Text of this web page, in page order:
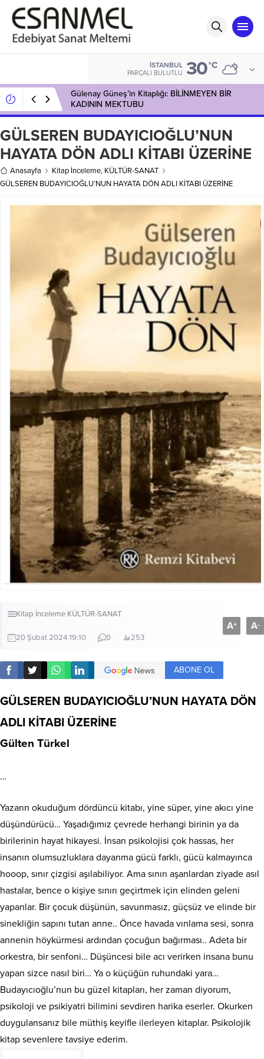
İSTANBUL
PARÇALI BULUTLU 30°C
Gülenay Güneş’in Kitaplığı: BİLİNMEYEN BİR
KADININ MEKTUBU
GÜLSEREN BUDAYICIOĞLU’NUN
HAYATA DÖN ADLI KİTABI ÜZERİNE
Anasayfa Kitap İnceleme, KÜLTÜR-SANAT
GÜLSEREN BUDAYICIOĞLU’NUN HAYATA DÖN ADLI KİTABI ÜZERİNE
Kitap İnceleme KÜLTÜR-SANAT
20 Şubat 2024 19:10 0 253
A+ A-
ABONE OL
GÜLSEREN BUDAYICIOĞLU’NUN HAYATA DÖN
ADLI KİTABI ÜZERİNE
Gülten Türkel
…
Yazarın okuduğum dördüncü kitabı, yine süper, yine akıcı yine
düşündürücü… Yaşadığımız çevrede herhangi birinin ya da
birilerinin hayat hikayesi. İnsan psikolojisi çok hassas, her
insanın olumsuzluklara dayanma gücü farklı, gücü kalmayınca
hooop, sınır çizgisi aşılabiliyor. Ama sınırı aşanlardan ziyade asıl
hastalar, bence o kişiye sınırı geçirtmek için elinden geleni
yapanlar. Bir çocuk düşünün, savunmasız, güçsüz ve elinde bir
sinekliğin sapını tutan anne.. Önce havada vınlama sesi, sonra
annenin höykürmesi ardından çocuğun bağırması.. Adeta bir
orkestra, bir senfoni… Düşüncesi bile acı verirken insana bunu
yapan sizce nasıl biri… Ya o küçüğün ruhundaki yara…
Budayıcıoğlu’nun bu güzel kitapları, her zaman diyorum,
psikoloji ve psikiyatri bilimini sevdiren harika eserler. Okurken
duygulansanız bile müthiş keyifle ilerleyen kitaplar. Psikolojik
kitap sevenlere tavsiye ederim.